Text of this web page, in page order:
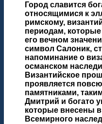
Город славится
относящимися к
римскому,
периодам,
его вечном
символ Салоник,
напоминание о
османском
Византийское
проявляется
памятниками,
Дмитрий и богато
которые внесены
Всемирного